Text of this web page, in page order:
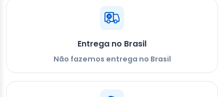
Entrega no Brasil
Não fazemos entrega no Brasil